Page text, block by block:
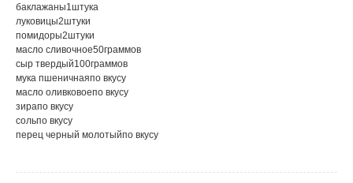
баклажаны1 штука
луковицы2штуки
помидоры2штуки
масло сливочное50граммов
сыр твердый100граммов
мука пшеничнаяпо вкусу
масло оливковоепо вкусу
зирапо вкусу
сольпо вкусу
перец черный молотыйпо вкусу